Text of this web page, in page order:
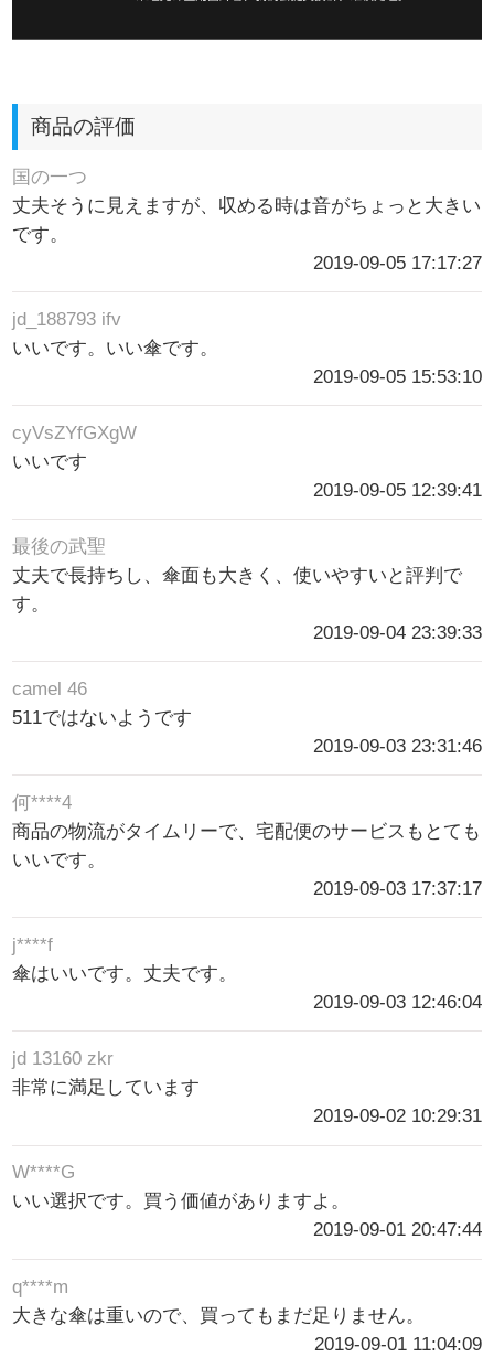
商品の評価
国の一つ
丈夫そうに見えますが、収める時は音がちょっと大きい
です。
2019-09-05 17:17:27
jd_188793 ifv
いいです。いい傘です。
2019-09-05 15:53:10
cyVsZYfGXgW
いいです
2019-09-05 12:39:41
最後の武聖
丈夫で長持ちし、傘面も大きく、使いやすいと評判で
す。
2019-09-04 23:39:33
camel 46
511ではないようです
2019-09-03 23:31:46
何****4
商品の物流がタイムリーで、宅配便のサービスもとても
いいです。
2019-09-03 17:37:17
j****f
傘はいいです。丈夫です。
2019-09-03 12:46:04
jd 13160 zkr
非常に満足しています
2019-09-02 10:29:31
W****G
いい選択です。買う価値がありますよ。
2019-09-01 20:47:44
q****m
大きな傘は重いので、買ってもまだ足りません。
2019-09-01 11:04:09